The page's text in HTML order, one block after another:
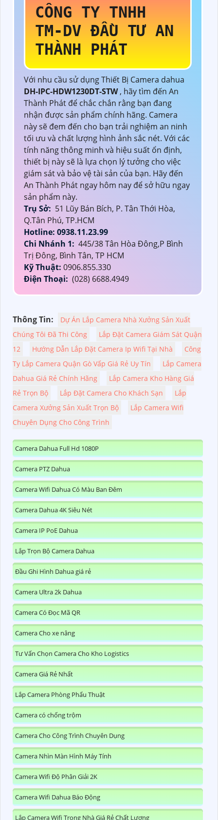
CÔNG TY TNHH
TM-DV ĐẦU TƯ AN
THÀNH PHÁT
Với nhu cầu sử dụng Thiết Bị Camera dahua
DH-IPC-HDW1230DT-STW, hãy tìm đến An
Thành Phát để chắc chắn rằng bạn đang
nhận được sản phẩm chính hãng. Camera
này sẽ đem đến cho bạn trải nghiệm an ninh
tối ưu và chất lượng hình ảnh sắc nét. Với các
tính năng thông minh và hiệu suất ổn định,
thiết bị này sẽ là lựa chọn lý tưởng cho việc
giám sát và bảo vệ tài sản của bạn. Hãy đến
An Thành Phát ngay hôm nay để sở hữu ngay
sản phẩm này.
Trụ Sở: 51 Lũy Bán Bích, P. Tân Thới Hòa,
Q.Tân Phú, TP.HCM
Hotline: 0938.11.23.99
Chi Nhánh 1: 445/38 Tân Hòa Đông,P Bình
Trị Đông, Bình Tân, TP HCM
Kỹ Thuật: 0906.855.330
Điện Thoại: (028) 6688.4949
Thông Tin:
Dự Án Lắp Camera Nhà Xưởng Sản Xuất
Chúng Tôi Đã Thi Công
Lắp Đặt Camera Giám Sát Quận
12
Hướng Dẫn Lắp Đặt Camera Ip Wifi Tại Nhà
Công
Ty Lắp Camera Quận Gò Vấp Giá Rẻ Uy Tín
Lắp Camera
Dahua Giá Rẻ Chính Hãng
Lắp Camera Kho Hàng Giá
Rẻ Trọn Bộ
Lắp Đặt Camera Cho Khách Sạn
Lắp
Camera Xưởng Sản Xuất Trọn Bộ
Lắp Camera Wifi
Chuyên Dụng Cho Công Trình
Camera Dahua Full Hd 1080P
Camera PTZ Dahua
Camera Wifi Dahua Có Màu Ban Đêm
Camera Dahua 4K Siêu Nét
Camera IP PoE Dahua
Lắp Trọn Bộ Camera Dahua
Đầu Ghi Hình Dahua giá rẻ
Camera Ultra 2k Dahua
Camera Có Đọc Mã QR
Camera Cho xe nâng
Tư Vấn Chọn Camera Cho Kho Logistics
Camera Giá Rẻ Nhất
Lắp Camera Phòng Phẩu Thuật
Camera có chống trộm
Camera Cho Công Trình Chuyên Dụng
Camera Nhìn Màn Hình Máy Tính
Camera Wifi Độ Phân Giải 2K
Camera Wifi Dahua Báo Động
Lắp Camera Wifi Trong Nhà Giá Rẻ Chất Lượng